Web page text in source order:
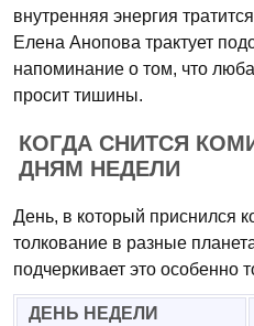
внутренняя энергия
Елена Анопова трактует
напоминание о том, что
просит тишины.
КОГДА СНИТСЯ
ДНЯМ НЕДЕЛИ
День, в который приснился
толкование в разные
подчеркивает это особенно
ДЕНЬ НЕДЕЛИ